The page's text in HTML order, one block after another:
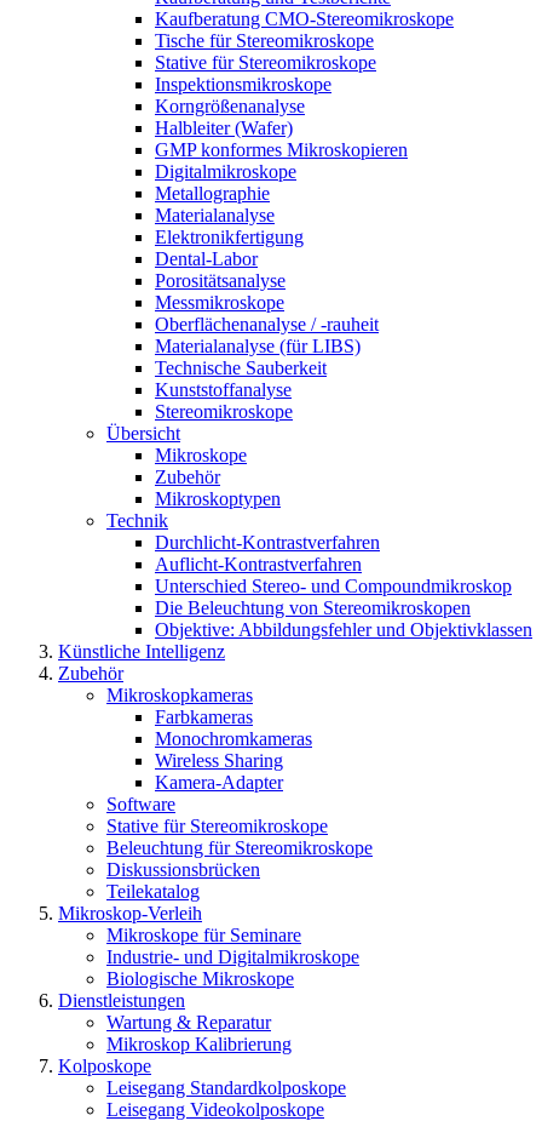
Kaufberatung CMO-Stereomikroskope
Tische für Stereomikroskope
Stative für Stereomikroskope
Inspektionsmikroskope
Korngrößenanalyse
Halbleiter (Wafer)
GMP konformes Mikroskopieren
Digitalmikroskope
Metallographie
Materialanalyse
Elektronikfertigung
Dental-Labor
Porositätsanalyse
Messmikroskope
Oberflächenanalyse / -rauheit
Materialanalyse (für LIBS)
Technische Sauberkeit
Kunststoffanalyse
Stereomikroskope
Übersicht
Mikroskope
Zubehör
Mikroskoptypen
Technik
Durchlicht-Kontrastverfahren
Auflicht-Kontrastverfahren
Unterschied Stereo- und Compoundmikroskop
Die Beleuchtung von Stereomikroskopen
Objektive: Abbildungsfehler und Objektivklassen
Künstliche Intelligenz
Zubehör
Mikroskopkameras
Farbkameras
Monochromkameras
Wireless Sharing
Kamera-Adapter
Software
Stative für Stereomikroskope
Beleuchtung für Stereomikroskope
Diskussionsbrücken
Teilekatalog
Mikroskop-Verleih
Mikroskope für Seminare
Industrie- und Digitalmikroskope
Biologische Mikroskope
Dienstleistungen
Wartung & Reparatur
Mikroskop Kalibrierung
Kolposkope
Leisegang Standardkolposkope
Leisegang Videokolposkope